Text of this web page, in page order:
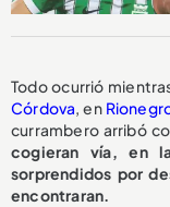
Todo ocurrió
Córdova, en
currambero arribó
cogieran vía, en
sorprendidos por
encontraran.